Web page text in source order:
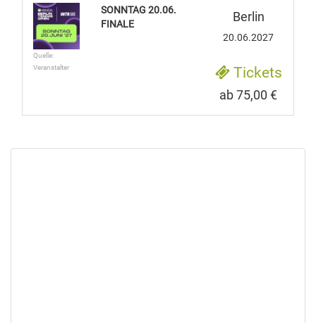
Quelle:
Veranstalter
SONNTAG 20.06.
FINALE
Berlin
20.06.2027
Tickets
ab 75,00 €